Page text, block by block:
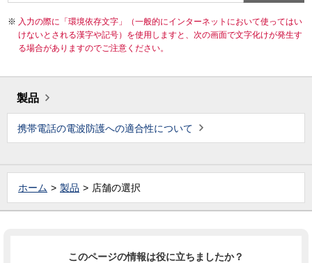
入力の際に「環境依存文字」（一般的にインターネットにおいて使ってはい
けないとされる漢字や記号）を使用しますと、次の画面で文字化けが発生す
る場合がありますのでご注意ください。
製品
携帯電話の電波防護への適合性について
ホーム 製品 店舗の選択
このページの情報は役に立ちましたか？